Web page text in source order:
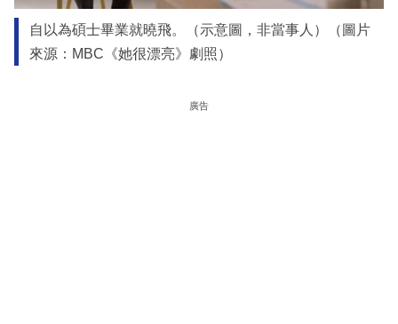
自以為碩士畢業就曉飛。（示意圖，非當事人）（圖片
來源：MBC《她很漂亮》劇照）
廣告